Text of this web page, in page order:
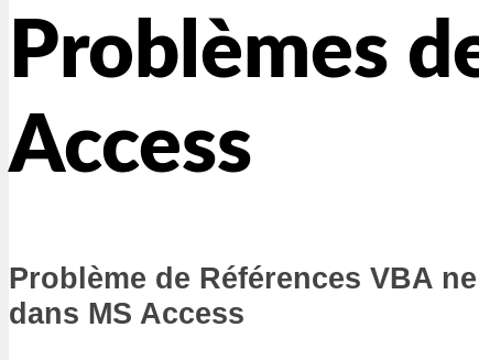
Problèmes
Access
Problème de Références VBA
dans MS Access